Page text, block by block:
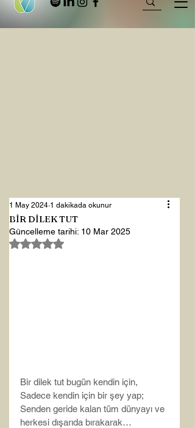
BİR DİLEK TUT
1 May 2024 1 dakikada okunur
Güncelleme tarihi: 10 Mar 2025
5 üzerinden NaN yıldız
Bir dilek tut bugün kendin için,
Sadece kendin için bir şey yap;
Senden geride kalan tüm dünyayı ve
herkesi dışarıda bırakarak…